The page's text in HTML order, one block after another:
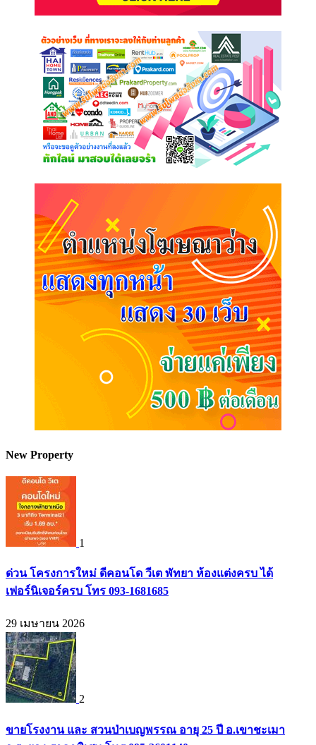
New Property
1
ด่วน โครงการใหม่ ดีคอนโด วีเต พัทยา ห้องแต่งครบ ได้
เฟอร์นิเจอร์ครบ โทร 093-1681685
29 เมษายน 2026
2
ขายโรงงาน และ สวนป่าเบญพรรณ อายุ 25 ปี อ.เขาชะเมา